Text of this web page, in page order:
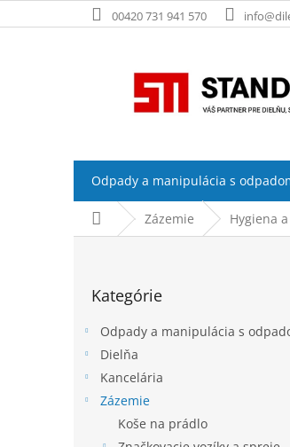
na
00420 731 941 570
Odpady a manipulácia s
DomovZázemie Hygiena
kategórie
Kategórie
Odpady a manipulácia s
Dielňa
Kancelária
Zázemie
Koše na prádlo